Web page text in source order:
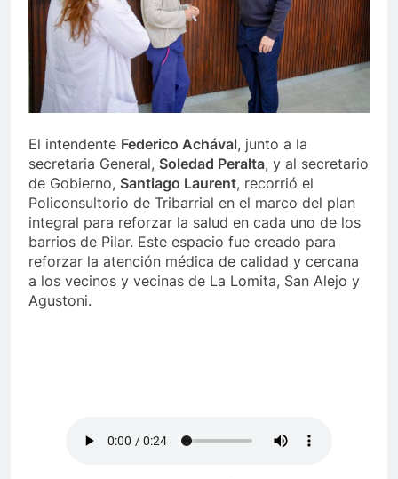
El intendente Federico Achával, junto a la
secretaria General, Soledad Peralta, y al secretario
de Gobierno, Santiago Laurent, recorrió el
Policonsultorio de Tribarrial en el marco del plan
integral para reforzar la salud en cada uno de los
barrios de Pilar. Este espacio fue creado para
reforzar la atención médica de calidad y cercana
a los vecinos y vecinas de La Lomita, San Alejo y
Agustoni.